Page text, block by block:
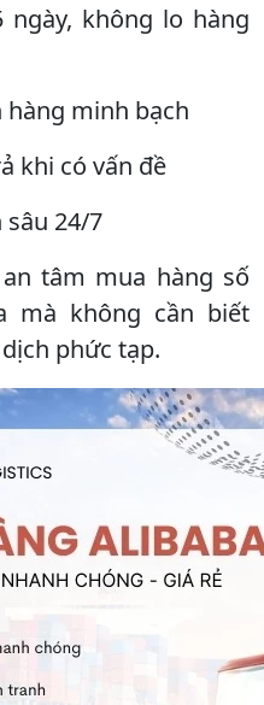
ngày, không lo hàng
minh bạch
khi có vấn đề
24/7
tâm mua hàng số
mà không cần biết
phức tạp.